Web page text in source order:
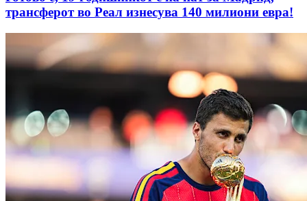
трансферот во Реал изнесува 140 милиони евра!